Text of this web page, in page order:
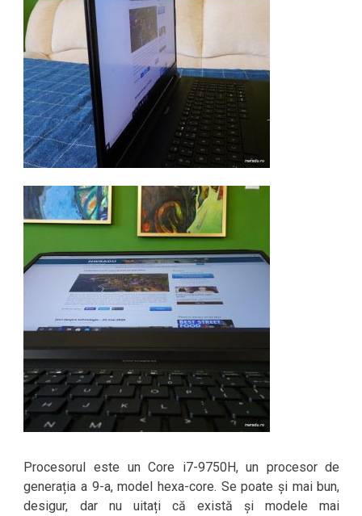
Procesorul este un Core i7-9750H, un procesor de
generația a 9-a, model hexa-core. Se poate și mai bun,
desigur, dar nu uitați că există și modele mai